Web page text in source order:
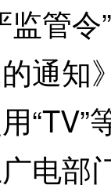
管令”
通知
电部